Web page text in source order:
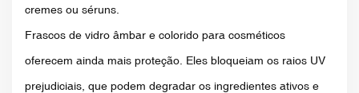
cremes ou séruns.
Frascos de vidro âmbar e colorido para cosméticos
oferecem ainda mais proteção. Eles bloqueiam os raios UV
prejudiciais, que podem degradar os ingredientes ativos e